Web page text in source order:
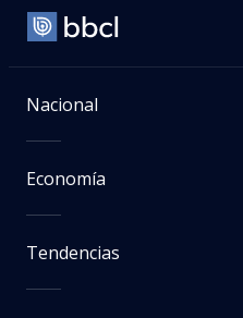
Nacional
Economía
Tendencias